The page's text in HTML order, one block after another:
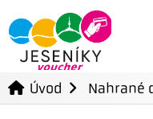
Úvod Nahrané